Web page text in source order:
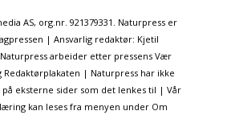
AS, org.nr. 921379331. Naturpress er
| Ansvarlig redaktør: Kjetil
arbeider etter pressens Vær
Redaktørplakaten | Naturpress har ikke
eksterne sider som det lenkes til | Vår
kan leses fra menyen under Om